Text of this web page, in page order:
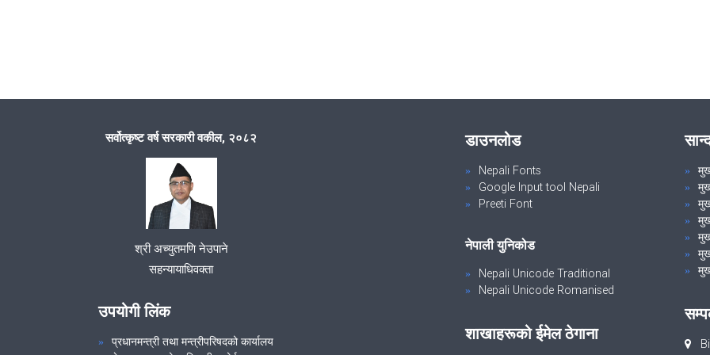
सर्वोत्कृष्ट वर्ष सरकारी वकील, २०८२
श्री अच्युतमणि नेउपाने
सहन्यायाधिवक्ता
उपयोगी लिंक
प्रधानमन्त्री तथा मन्त्रीपरिषदको कार्यालय
डाउनलोड
Nepali Fonts
Google Input tool Nepali
Preeti Font
नेपाली युनिकोड
Nepali Unicode Traditional
Nepali Unicode Romanised
शाखाहरूको ईमेल ठेगाना